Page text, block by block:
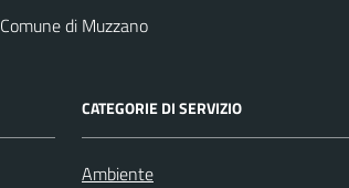
Comune di Muzzano
CATEGORIE DI SERVIZIO
Ambiente